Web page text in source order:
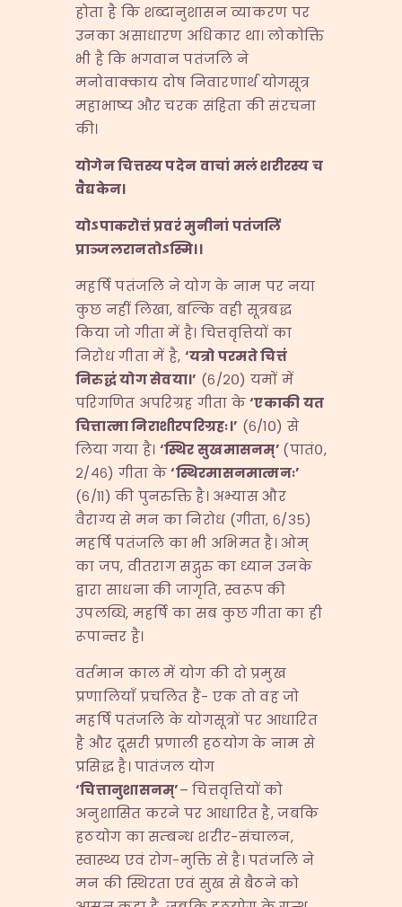
होता है कि शब्दानुशासन व्याकरण पर
उनका असाधारण अधिकार था। लोकोक्ति
भी है कि भगवान पतंजलि ने
मनोवाक्काय दोष निवारणार्थ योगसूत्र
महाभाष्य और चरक संहिता की संरचना
की।
योगेन चित्तस्य पदेन वाचां मलं शरीरस्य च
वैद्यकेन।
योऽपाकरोत्तं प्रवरं मुनीनां पतंजलिं
प्राञ्जलरानतोऽस्मि।।
महर्षि पतंजलि ने योग के नाम पर नया
कुछ नहीं लिखा, बल्कि वही सूत्रबद्ध
किया जो गीता में है। चित्तवृत्तियों का
निरोध गीता में है, ‘यत्रो परमते चित्तं
निरुद्धं योग सेवया।’ (६/२०) यमों में
परिगणित अपरिग्रह गीता के‘एकाकी यत
चित्तात्मा निराशीरपरिग्रहः।’ (६/१०) से
लिया गया है। ‘स्थिर सुखमासनम्’ (पातं०,
२/४६) गीता के‘स्थिरमासनमात्मनः’
(६/११) की पुनरुक्ति है। अभ्यास और
वैराग्य से मन का निरोध (गीता, ६/३५)
महर्षि पतंजलि का भी अभिमत है। ओम्
का जप, वीतराग सद्गुरु का ध्यान उनके
द्वारा साधना की जागृति, स्वरूप की
उपलब्धि, महर्षि का सब कुछ गीता का ही
रूपान्तर है।
वर्तमान काल में योग की दो प्रमुख
प्रणालियाँ प्रचलित हैं- एक तो वह जो
महर्षि पतंजलि के योगसूत्रों पर आधारित
है और दूसरी प्रणाली हठयोग के नाम से
प्रसिद्ध है। पातंजल योग
‘चित्तानुशासनम्’– चित्तवृत्तियों को
अनुशासित करने पर आधारित है, जबकि
हठयोग का सम्बन्ध शरीर-संचालन,
स्वास्थ्य एवं रोग-मुक्ति से है। पतंजलि ने
मन की स्थिरता एवं सुख से बैठने को